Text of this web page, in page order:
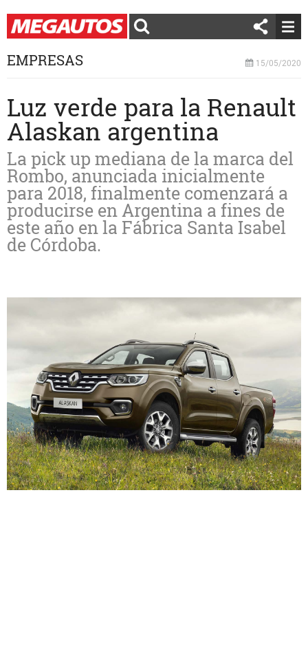
EMPRESAS 15/05/2020
Luz verde para la Renault
Alaskan argentina
La pick up mediana de la marca del
Rombo, anunciada inicialmente
para 2018, finalmente comenzará a
producirse en Argentina a fines de
este año en la Fábrica Santa Isabel
de Córdoba.